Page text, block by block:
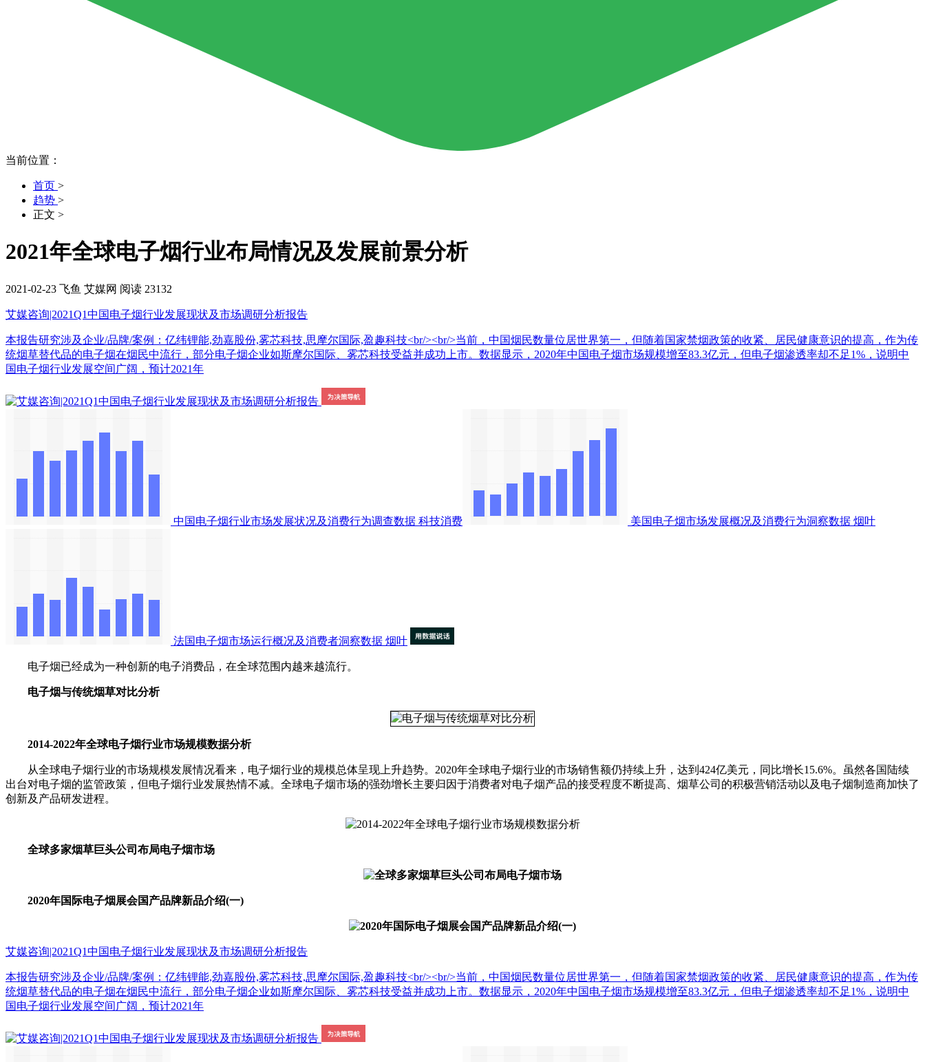
当前位置：
首页 >
趋势 >
正文 >
2021年全球电子烟行业布局情况及发展前景分析
2021-02-23 飞鱼 艾媒网 阅读 23132
艾媒咨询|2021Q1中国电子烟行业发展现状及市场调研分析报告
本报告研究涉及企业/品牌/案例：亿纬锂能,劲嘉股份,雾芯科技,思摩尔国际,盈趣科技<br/><br/>当前，中国烟民数量位居世界第一，但随着国家禁烟政策的收紧、居民健康意识的提高，作为传
统烟草替代品的电子烟在烟民中流行，部分电子烟企业如斯摩尔国际、雾芯科技受益并成功上市。数据显示，2020年中国电子烟市场规模增至83.3亿元，但电子烟渗透率却不足1%，说明中
国电子烟行业发展空间广阔，预计2021年
中国电子烟行业市场发展状况及消费行为调查数据 科技消费 美国电子烟市场发展概况及消费行为洞察数据 烟叶
法国电子烟市场运行概况及消费者洞察数据 烟叶
电子烟已经成为一种创新的电子消费品，在全球范围内越来越流行。
电子烟与传统烟草对比分析
2014-2022年全球电子烟行业市场规模数据分析
从全球电子烟行业的市场规模发展情况看来，电子烟行业的规模总体呈现上升趋势。2020年全球电子烟行业的市场销售额仍持续上升，达到424亿美元，同比增长15.6%。虽然各国陆续
出台对电子烟的监管政策，但电子烟行业发展热情不减。全球电子烟市场的强劲增长主要归因于消费者对电子烟产品的接受程度不断提高、烟草公司的积极营销活动以及电子烟制造商加快了
创新及产品研发进程。
全球多家烟草巨头公司布局电子烟市场
2020年国际电子烟展会国产品牌新品介绍(一)
艾媒咨询|2021Q1中国电子烟行业发展现状及市场调研分析报告
本报告研究涉及企业/品牌/案例：亿纬锂能,劲嘉股份,雾芯科技,思摩尔国际,盈趣科技<br/><br/>当前，中国烟民数量位居世界第一，但随着国家禁烟政策的收紧、居民健康意识的提高，作为传
统烟草替代品的电子烟在烟民中流行，部分电子烟企业如斯摩尔国际、雾芯科技受益并成功上市。数据显示，2020年中国电子烟市场规模增至83.3亿元，但电子烟渗透率却不足1%，说明中
国电子烟行业发展空间广阔，预计2021年